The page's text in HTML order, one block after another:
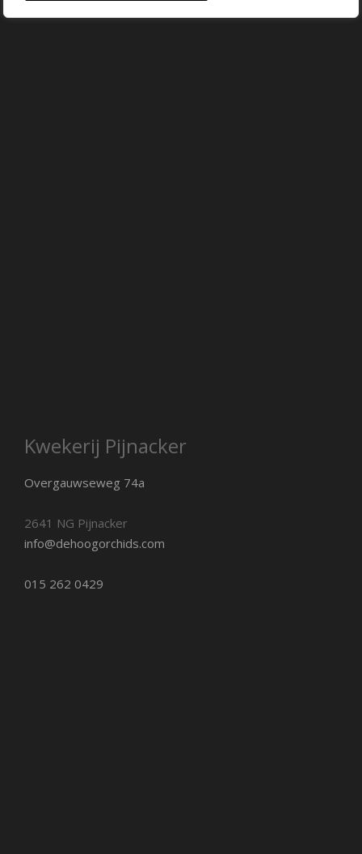
Kwekerij Pijnacker
Overgauwseweg 74a
2641 NG Pijnacker
info@dehoogorchids.com
015 262 0429